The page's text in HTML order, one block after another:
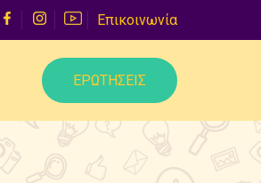
Επικοινωνία
ΕΡΩΤΗΣΕΙΣ